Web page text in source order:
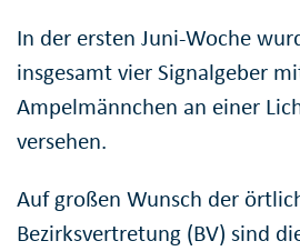
In der ersten Juni-Woche
insgesamt vier Signalgeber
Ampelmännchen an einer
versehen.
Auf großen Wunsch der
Bezirksvertretung (BV) sind